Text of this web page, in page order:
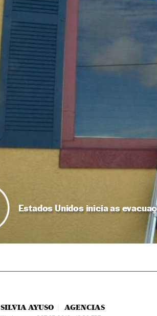
Estados Unidos inicia as
SILVIA AYUSO AGENCIAS